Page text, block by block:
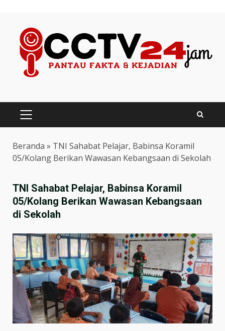
content
PRIMARY
MENU
Beranda » TNI Sahabat Pelajar, Babinsa Koramil
05/Kolang Berikan Wawasan Kebangsaan di Sekolah
TNI Sahabat Pelajar, Babinsa Koramil
05/Kolang Berikan Wawasan Kebangsaan
di Sekolah